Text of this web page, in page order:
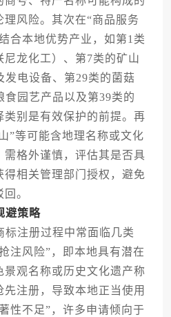
风险。其次在“商品服务
合本地优势产业，如第1类
龙化工）、第7类的矿山
发电设备、第29类的菌菇
食园艺产品以及第39类的
别是有效保护的前提。再
”等可能含地理名称或文化
格外谨慎，评估其是否具
相关管理部门授权，避免
。
避策略
注册过程中常面临几类
注风险”，即本地具有潜在
观名称或历史文化遗产称
注册，导致本地正当使用
性不足”，许多申请倾向于